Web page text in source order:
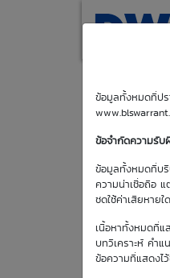
ข้อมูลทั้งหมดที่ปร
ข้อจำกัดความรับ
ข้อมูลทั้งหมดที่บริ
ความน่าเชื่อถือ
ชดใช้ค่าเสียหาย
เนื้อหาทั้งหมดที่แ
บทวิเคราะห์ คำ
ข้อความที่แสดงไ